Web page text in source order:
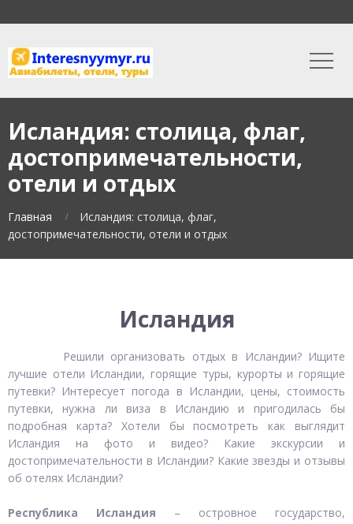
Исландия: столица, флаг,
достопримечательности,
отели и отдых
Главная
Исландия: столица, флаг,
достопримечательности, отели и отдых
Исландия
Решили организовать отдых в Исландии? Ищите
лучшие отели Исландии, горящие туры, курорты и горящие
путевки? Интересует погода в Исландии, цены, стоимость
путевки, нужна ли виза в Исландию и пригодилась бы
подробная карта? Хотели бы посмотреть как выглядит
Исландия на фото и видео? Какие экскурсии и
достопримечательности в Исландии? Какие звезды и отзывы
об отелях Исландии?
Республика Исландия – островное государство,